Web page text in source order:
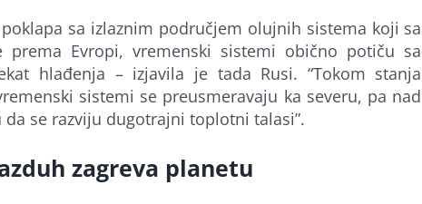
sa izlaznim područjem olujnih sistema koji sa
prema Evropi, vremenski sistemi obično potiču sa
hlađenja – izjavila je tada Rusi. “Tokom stanja
sistemi se preusmeravaju ka severu, pa nad
se razviju dugotrajni toplotni talasi”.
zagreva planetu